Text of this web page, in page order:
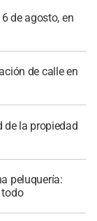
de agosto, en
de calle en
de la propiedad
peluquería: